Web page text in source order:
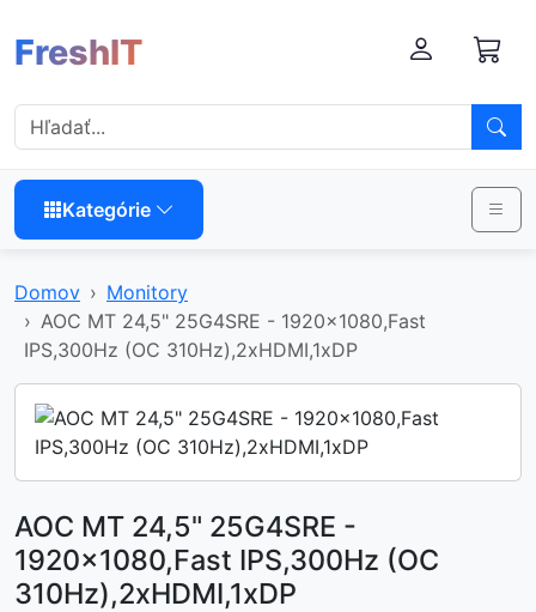
FreshIT
Kategórie
Domov
Monitory
AOC MT 24,5" 25G4SRE - 1920x1080,Fast
IPS,300Hz (OC 310Hz),2xHDMI,1xDP
AOC MT 24,5" 25G4SRE -
1920x1080,Fast IPS,300Hz (OC
310Hz),2xHDMI,1xDP